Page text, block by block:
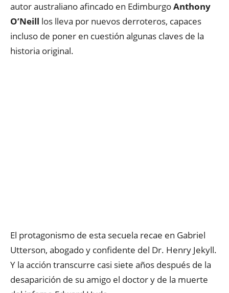
autor australiano afincado en EdimburgoAnthony
O’Neill los lleva por nuevos derroteros, capaces
incluso de poner en cuestión algunas claves de la
historia original.
El protagonismo de esta secuela recae en Gabriel
Utterson, abogado y confidente del Dr. Henry Jekyll.
Y la acción transcurre casi siete años después de la
desaparición de su amigo el doctor y de la muerte